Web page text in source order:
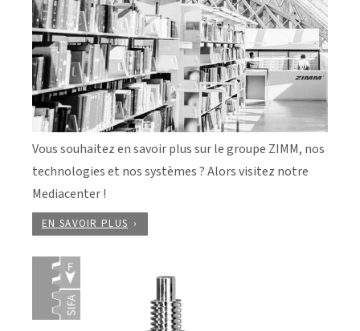
Vous souhaitez en savoir plus sur le groupe ZIMM, nos
technologies et nos systèmes ? Alors visitez notre
Mediacenter !
EN SAVOIR PLUS